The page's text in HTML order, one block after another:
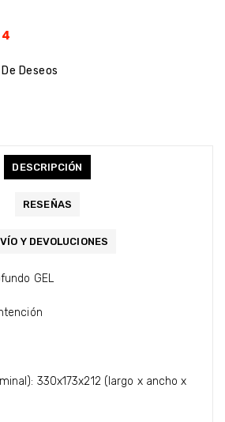
4
Deseos
DESCRIPCIÓN
RESEÑAS
Y DEVOLUCIONES
GEL
330x173x212 (largo x ancho x